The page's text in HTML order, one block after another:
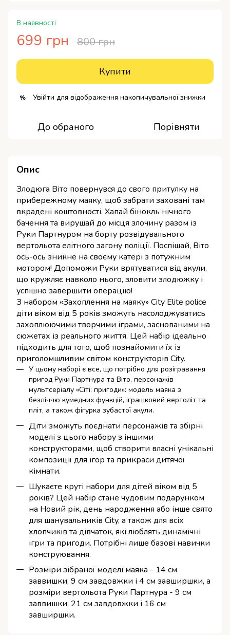
В наявності
699 грн 800 грн
Купити
% Увійти для відображення накопичувальної знижки
До обраного Порівняти
Опис
Злодюга Віто повернувся до свого притулку на
прибережному маяку, щоб забрати заховані там
вкрадені коштовності. Хапай бінокль нічного
бачення та вирушай до місця злочину разом із
Руки Партнуром на борту розвідувального
вертольота елітного загону поліції. Поспішай, Віто
ось-ось зникне на своєму катері з потужним
мотором! Допоможи Руки врятуватися від акули,
що кружляє навколо нього, зловити злодюжку і
успішно завершити операцію!
З набором «Захоплення на маяку» City Elite police
діти віком від 5 років зможуть насолоджуватись
захоплюючими творчими іграми, заснованими на
сюжетах із реального життя. Цей набір ідеально
підходить для того, щоб познайомити їх із
приголомшливим світом конструкторів City.
У цьому наборі є все, що потрібно для розігравання
пригод Руки Партнура та Віто, персонажів
мультсеріалу «Сіті: пригоди»: модель маяка з
безліччю кумедних функцій, іграшковий вертоліт та
пліт, а також фігурка зубастої акули.
Діти зможуть поєднати персонажів та збірні
моделі з цього набору з іншими
конструкторами, щоб створити власні унікальні
композиції для ігор та прикраси дитячої
кімнати.
Шукаєте круті набори для дітей віком від 5
років? Цей набір стане чудовим подарунком
на Новий рік, день народження або інше свято
для шанувальників City, а також для всіх
хлопчиків та дівчаток, які люблять динамічні
ігри та пригоди. Потрібні лише базові навички
конструювання.
Розміри зібраної моделі маяка - 14 см
заввишки, 9 см завдовжки і 4 см завширшки, а
розміри вертольота Руки Партнура - 9 см
заввишки, 21 см завдовжки і 16 см
завширшки.